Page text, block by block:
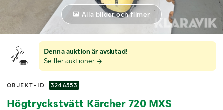
Denna auktion är avslutad!
Se fler auktioner
OBJEKT-ID: 3246553
Högtryckstvätt Kärcher 720 MXS
Alla bilder och filmer